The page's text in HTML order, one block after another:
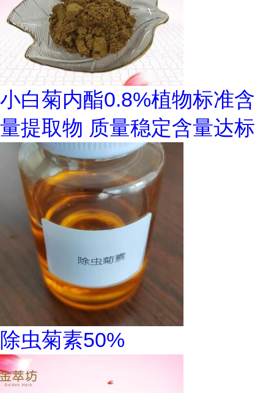
小白菊内酯0.8%植物标准含
量提取物 质量稳定含量达标
除虫菊素50%